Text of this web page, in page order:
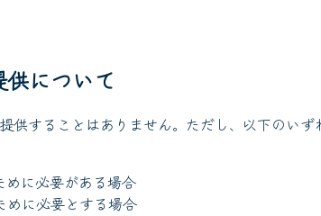
について
することはありません。ただし、以下のい
めに必要がある場合
めに必要とする場合